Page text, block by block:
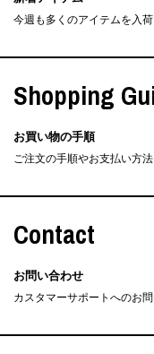
今週も多くのアイテムを入荷
Shopping
お買い物の手順
ご注文の手順やお支払い方
Contact
お問い合わせ
カスタマーサポートへのお